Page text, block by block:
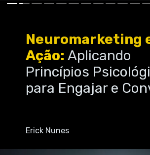
Neuromarketing
Ação:Aplicando
Princípios
para Engajar e
Erick Nunes